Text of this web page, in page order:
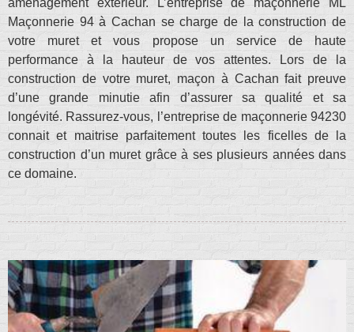
aménagement extérieur. L’entreprise de maçonnerie ML
Maçonnerie 94 à Cachan se charge de la construction de
votre muret et vous propose un service de haute
performance à la hauteur de vos attentes. Lors de la
construction de votre muret, maçon à Cachan fait preuve
d’une grande minutie afin d’assurer sa qualité et sa
longévité. Rassurez-vous, l’entreprise de maçonnerie 94230
connait et maitrise parfaitement toutes les ficelles de la
construction d’un muret grâce à ses plusieurs années dans
ce domaine.